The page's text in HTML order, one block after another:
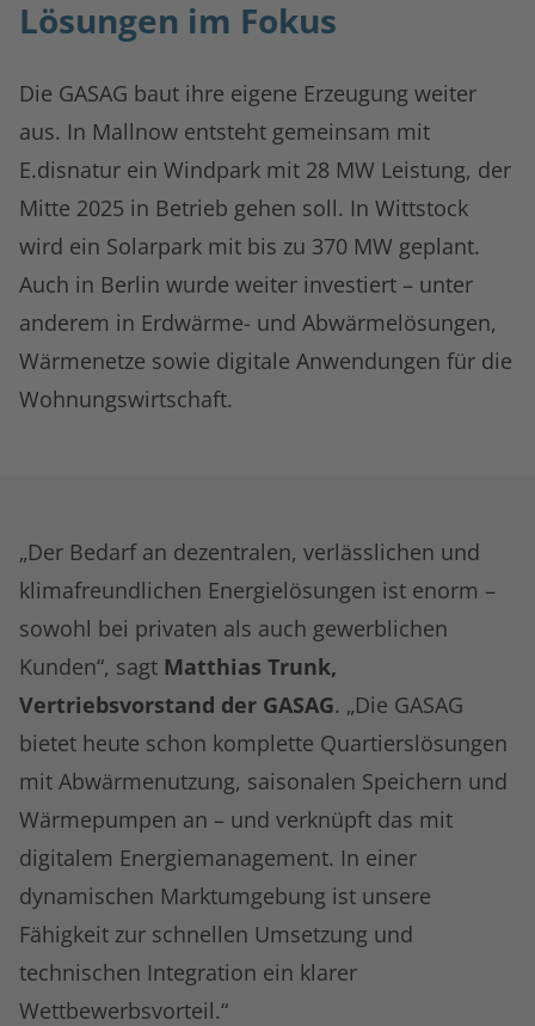
Lösungen im Fokus
Die GASAG baut ihre eigene Erzeugung weiter
aus. In Mallnow entsteht gemeinsam mit
E.disnatur ein Windpark mit 28 MW Leistung, der
Mitte 2025 in Betrieb gehen soll. In Wittstock
wird ein Solarpark mit bis zu 370 MW geplant.
Auch in Berlin wurde weiter investiert – unter
anderem in Erdwärme- und Abwärmelösungen,
Wärmenetze sowie digitale Anwendungen für die
Wohnungswirtschaft.
„Der Bedarf an dezentralen, verlässlichen und
klimafreundlichen Energielösungen ist enorm –
sowohl bei privaten als auch gewerblichen
Kunden“, sagt Matthias Trunk,
Vertriebsvorstand der GASAG. „Die GASAG
bietet heute schon komplette Quartierslösungen
mit Abwärmenutzung, saisonalen Speichern und
Wärmepumpen an – und verknüpft das mit
digitalem Energiemanagement. In einer
dynamischen Marktumgebung ist unsere
Fähigkeit zur schnellen Umsetzung und
technischen Integration ein klarer
Wettbewerbsvorteil.“